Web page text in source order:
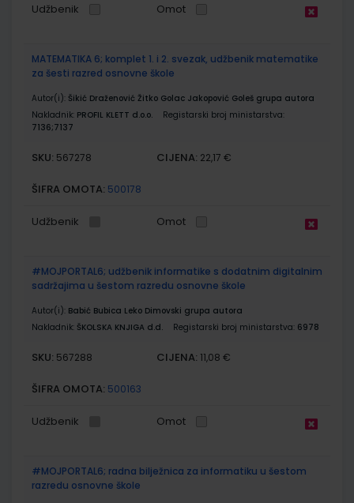
Udžbenik Omot
MATEMATIKA 6; komplet 1. i 2. svezak, udžbenik matematike
za šesti razred osnovne škole
Autor(i): Šikić Draženović Žitko Golac Jakopović Goleš grupa autora
Nakladnik: PROFIL KLETT d.o.o.
Registarski broj ministarstva:
7136;7137
SKU: 567278 CIJENA: 22,17 €
ŠIFRA OMOTA: 500178
Udžbenik Omot
#MOJPORTAL6; udžbenik informatike s dodatnim digitalnim
sadržajima u šestom razredu osnovne škole
Autor(i): Babić Bubica Leko Dimovski grupa autora
Nakladnik: ŠKOLSKA KNJIGA d.d. Registarski broj ministarstva: 6978
SKU: 567288 CIJENA: 11,08 €
ŠIFRA OMOTA: 500163
Udžbenik Omot
#MOJPORTAL6; radna bilježnica za informatiku u šestom
razredu osnovne škole